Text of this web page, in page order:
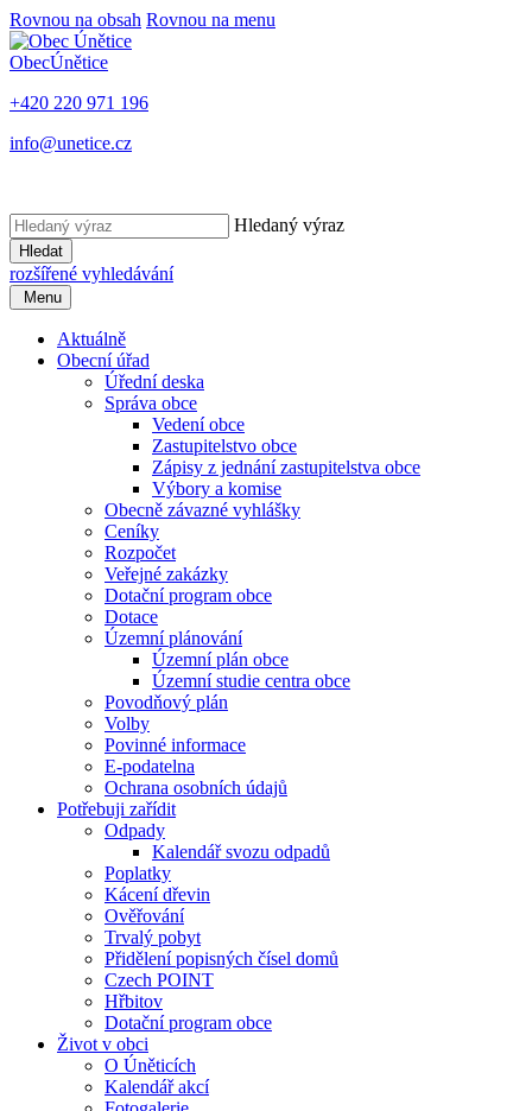
Rovnou na obsah Rovnou na menu
ObecÚnětice
+420 220 971 196
info@unetice.cz
Hledaný výraz
Hledat
rozšířené vyhledávání
Menu
Aktuálně
Obecní úřad
Úřední deska
Správa obce
Vedení obce
Zastupitelstvo obce
Zápisy z jednání zastupitelstva obce
Výbory a komise
Obecně závazné vyhlášky
Ceníky
Rozpočet
Veřejné zakázky
Dotační program obce
Dotace
Územní plánování
Územní plán obce
Územní studie centra obce
Povodňový plán
Volby
Povinné informace
E-podatelna
Ochrana osobních údajů
Potřebuji zařídit
Odpady
Kalendář svozu odpadů
Poplatky
Kácení dřevin
Ověřování
Trvalý pobyt
Přidělení popisných čísel domů
Czech POINT
Hřbitov
Dotační program obce
Život v obci
O Úněticích
Kalendář akcí